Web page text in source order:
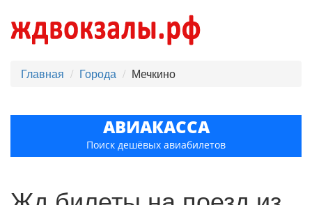
Главная Города Мечкино
АВИАКАССА
Поиск дешёвых авиабилетов